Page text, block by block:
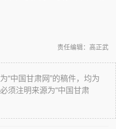
责任编辑：高正武
“中国甘肃网”的稿件，均为
须注明来源为“中国甘肃